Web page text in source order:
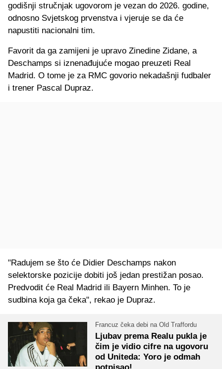
godišnji stručnjak ugovorom je vezan do 2026. godine,
odnosno Svjetskog prvenstva i vjeruje se da će
napustiti nacionalni tim.
Favorit da ga zamijeni je upravo Zinedine Zidane, a
Deschamps si iznenađujuće mogao preuzeti Real
Madrid. O tome je za RMC govorio nekadašnji fudbaler
i trener Pascal Dupraz.
"Radujem se što će Didier Deschamps nakon
selektorske pozicije dobiti još jedan prestižan posao.
Predvodit će Real Madrid ili Bayern Minhen. To je
sudbina koja ga čeka", rekao je Dupraz.
Francuz čeka debi na Old Traffordu
Ljubav prema Realu pukla je
čim je vidio cifre na ugovoru
od Uniteda: Yoro je odmah
potpisao!